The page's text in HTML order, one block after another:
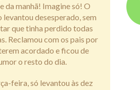
da manhã! Imagine só! O
levantou desesperado, sem
que tinha perdido todas
Reclamou com os pais por
acordado e ficou de
o resto do dia.
feira, só levantou às dez